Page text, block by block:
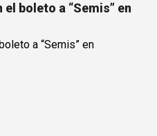
boleto a “Semis” en